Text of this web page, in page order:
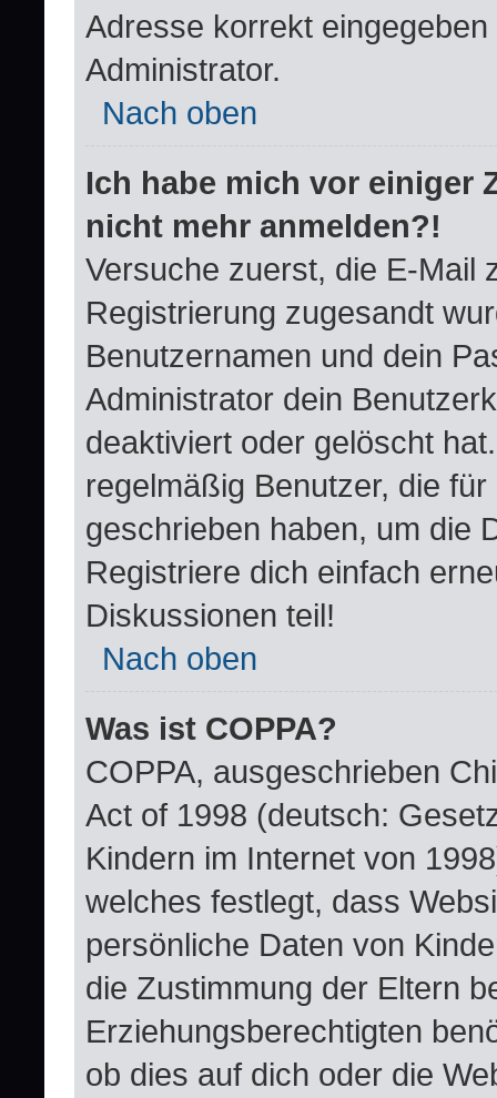
Adresse korrekt
Administrator.
Nach oben
Ich habe mich vor einiger
nicht mehr anmelden?!
Versuche zuerst, die E-Mail
Registrierung zugesandt
Benutzernamen und dein
Administrator dein
deaktiviert oder gelöscht
regelmäßig Benutzer, die
geschrieben haben, um die
Registriere dich einfach
Diskussionen teil!
Nach oben
Was ist COPPA?
COPPA, ausgeschrieben
Act of 1998 (deutsch:
Kindern im Internet von
welches festlegt, dass
persönliche Daten von
die Zustimmung der Eltern
Erziehungsberechtigten
ob dies auf dich oder die